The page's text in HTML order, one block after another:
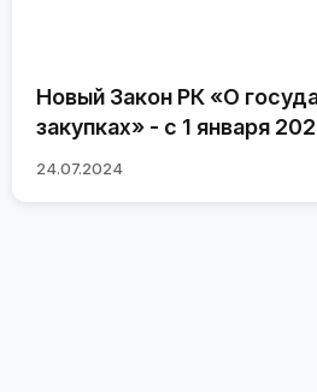
Новый Закон РК «О
закупках» - с 1 января
24.07.2024